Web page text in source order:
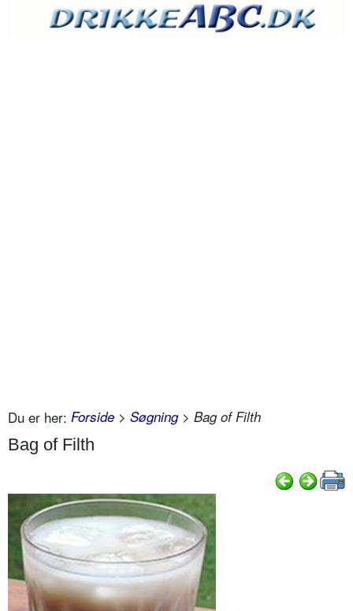
Du er her: Forside > Søgning> Bag of Filth
Bag of Filth